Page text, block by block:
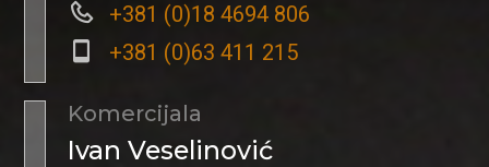
+381 (0)18 4694 806
+381 (0)63 411 215
Komercijala
Ivan Veselinović